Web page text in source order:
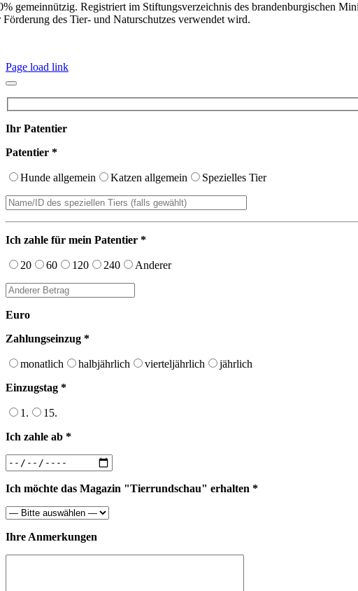
gemeinnützig. Registriert im Stiftungsverzeichnis des brandenburgischen
Förderung des Tier- und Naturschutzes verwendet wird.
Page load link
Ihr Patentier
Patentier *
Hunde allgemein Katzen allgemein Spezielles Tier
Ich zahle für mein Patentier *
20 60 120 240 Anderer
Euro
Zahlungseinzug *
monatlich halbjährlich vierteljährlich
jährlich
Einzugstag *
1.
15.
Ich zahle ab *
Ich möchte das Magazin "Tierrundschau" erhalten *
Ihre Anmerkungen